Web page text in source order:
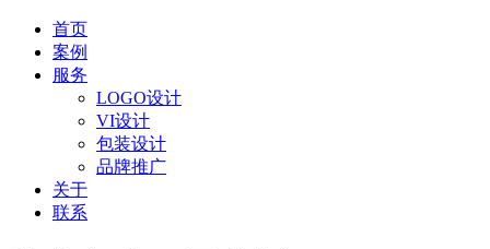
首页
案例
服务
LOGO设计
VI设计
包装设计
品牌推广
关于
联系